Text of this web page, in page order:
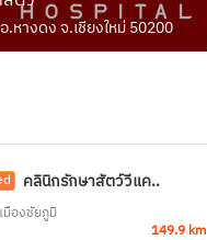
หางดง จ.เชียงใหม่ 50200
คลินิกรักษาสัตว์วีแค..
เมืองชัยภูมิ
149.9 km